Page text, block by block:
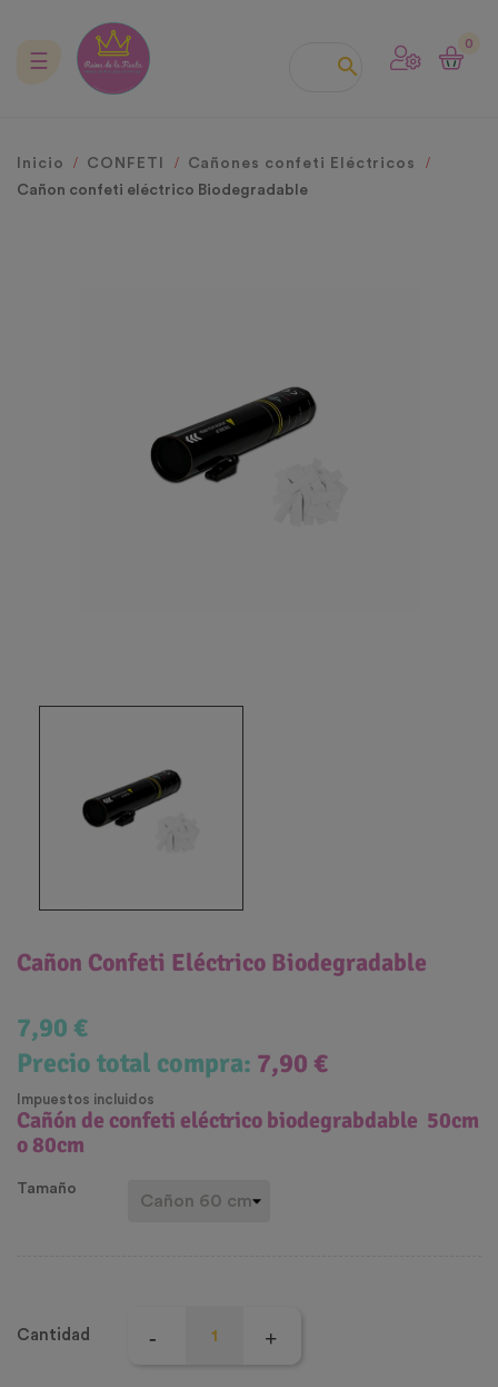

0
Navegación
☰
Inicio CONFETI
Cañones confeti Eléctricos
Cañon confeti eléctrico Biodegradable
Cañon Confeti Eléctrico Biodegradable
7,90 €
Precio total compra: 7,90 €
Impuestos incluidos
Cañón de confeti eléctrico biodegrabdable 50cm
o 80cm
Tamaño
Cantidad